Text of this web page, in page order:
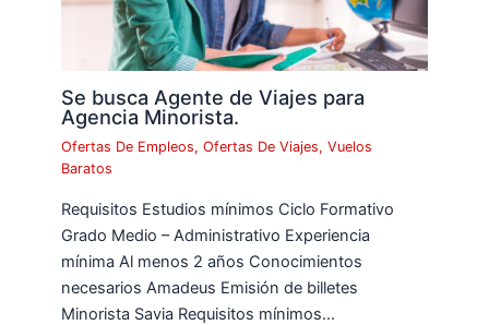
Se busca Agente de Viajes para
Agencia Minorista.
Ofertas De Empleos,Ofertas De Viajes,Vuelos
Baratos
Requisitos Estudios mínimos Ciclo Formativo
Grado Medio – Administrativo Experiencia
mínima Al menos 2 años Conocimientos
necesarios Amadeus Emisión de billetes
Minorista Savia Requisitos mínimos…